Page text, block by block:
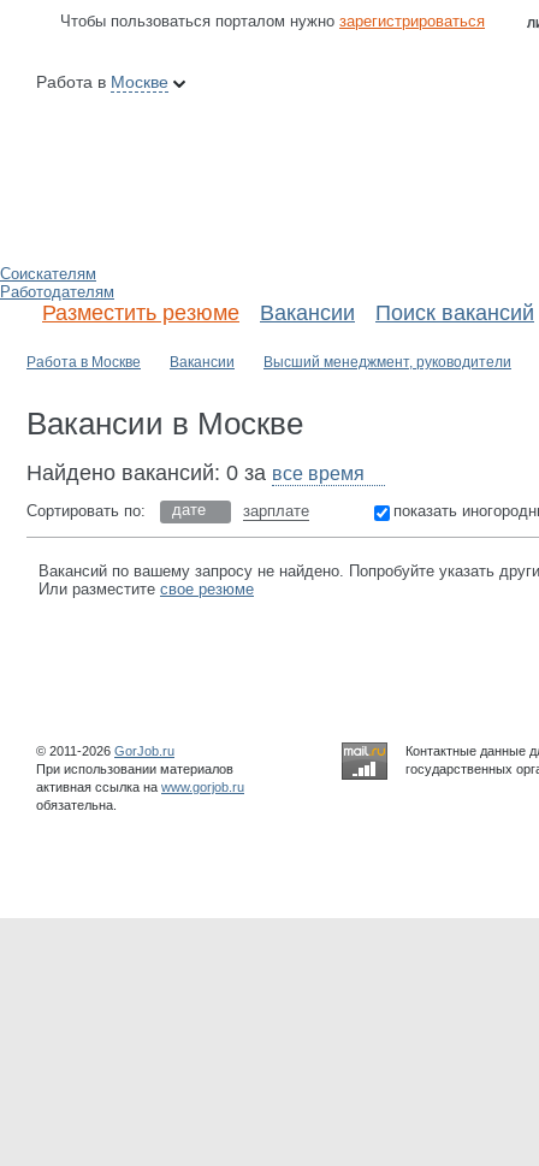
Чтобы пользоваться порталом нужно зарегистрироваться
Работа в Москве
Соискателям
Работодателям
Разместить резюме Вакансии Поиск вакансий
Работа в Москве Вакансии Высший менеджмент, руководители
Вакансии в Москве
Найдено вакансий: 0 за
Сортировать по: дате зарплате показать
Вакансий по вашему запросу не найдено. Попробуйте указать
Или разместите свое резюме
© 2011-2026 GorJob.ru
При использовании материалов
активная ссылка на www.gorjob.ru
обязательна.
Контактные данные
государственных